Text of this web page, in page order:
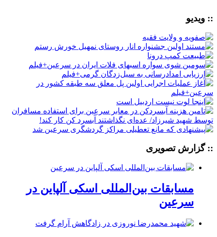
:: ویدیو
:: گزارش تصویری
مسابقات بین‌المللی اسکی آلپاین در
سرعین